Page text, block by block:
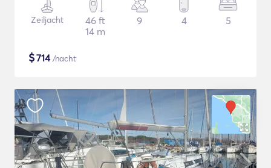
Zeiljacht
46 ft
14 m
9 4 5
$714/nacht